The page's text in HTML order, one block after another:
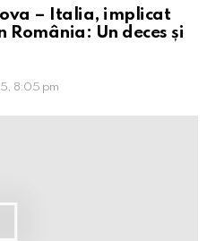
– Italia, implicat
Un deces și
8:05 pm